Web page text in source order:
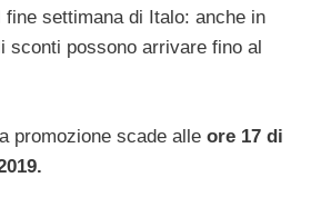
settimana di Italo: anche in
sconti possono arrivare fino al
promozione scade alle ore 17 di